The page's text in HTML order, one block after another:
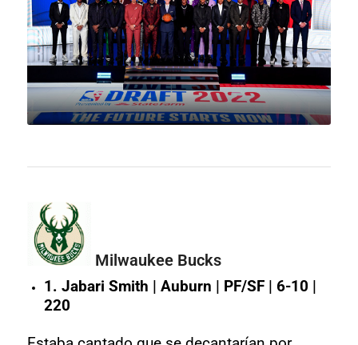
Milwaukee Bucks
1. Jabari Smith | Auburn | PF/SF | 6-10 |
220